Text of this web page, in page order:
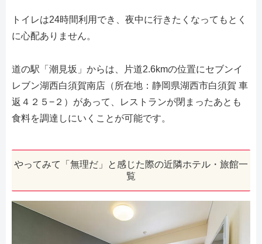
トイレは24時間利用でき、夜中に行きたくなってもとく
に心配ありません。
道の駅「潮見坂」からは、片道2.6kmの位置にセブンイ
レブン湖西白須賀南店（所在地：静岡県湖西市白須賀 車
返４２５−２）があって、レストランが閉まったあとも
食料を調達しにいくことが可能です。
やってみて「無理だ」と感じた際の近隣ホテル・旅館一
覧